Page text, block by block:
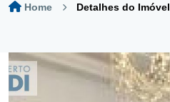
Home Detalhes do Imóvel